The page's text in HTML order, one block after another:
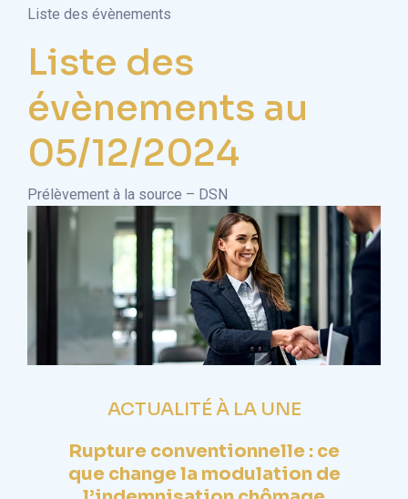
Liste des évènements
Liste des
évènements au
05/12/2024
Prélèvement à la source – DSN
ACTUALITÉ À LA UNE
Rupture conventionnelle : ce
que change la modulation de